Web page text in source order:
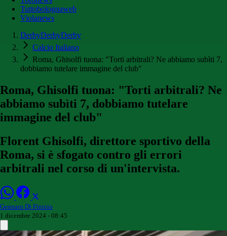
Tuttobolognaweb
Violanews
DerbyDerbyDerby
Calcio Italiano
Roma, Ghisolfi tuona: "Torti arbitrali? Ne abbiamo subìti 7,
dobbiamo tutelare immagine del club"
Roma, Ghisolfi tuona: "Torti arbitrali? Ne
abbiamo subìti 7, dobbiamo tutelare
immagine del club"
Florent Ghisolfi, direttore sportivo della
Roma, si è sfogato contro gli errori
arbitrali nel corso di un'intervista.
Gennaro Di Finizio
1 dicembre 2024 - 08:45